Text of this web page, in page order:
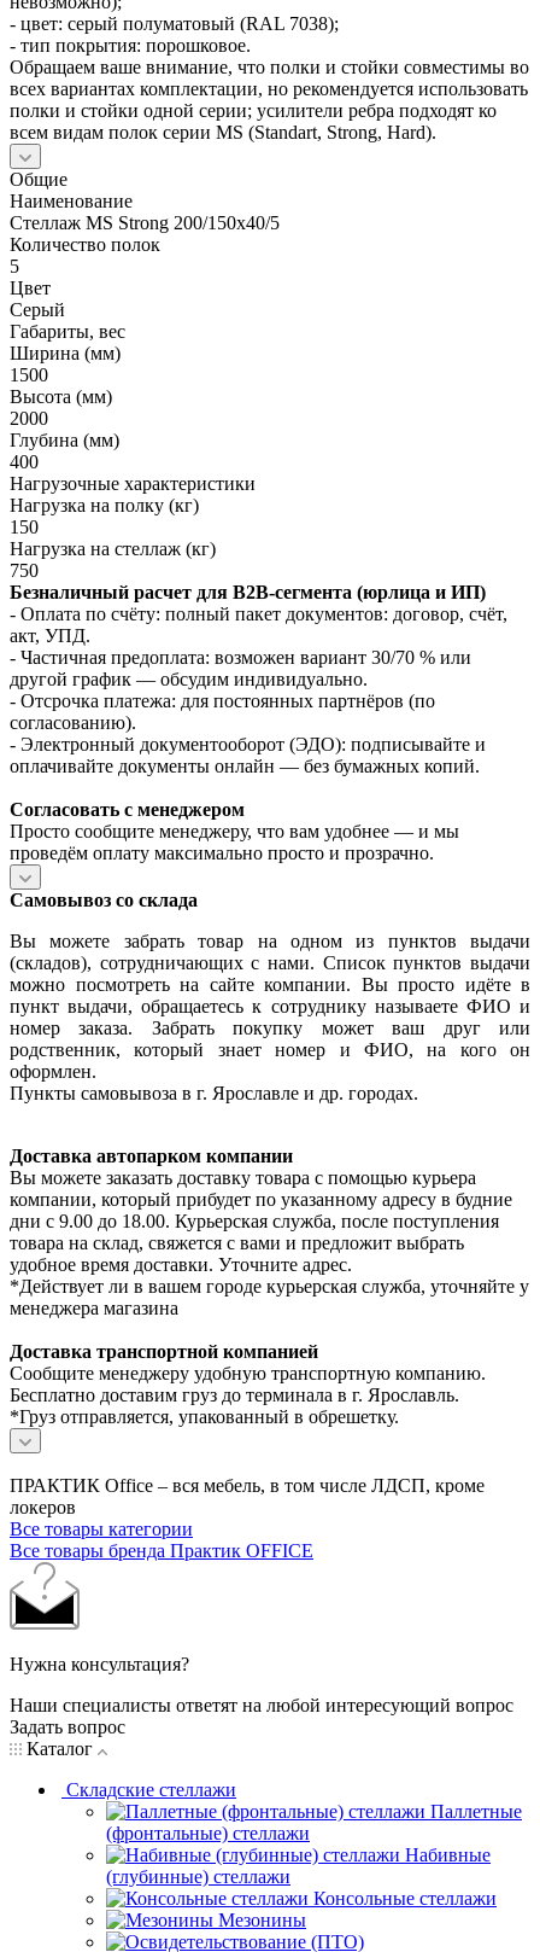
- цвет: серый полуматовый (RAL 7038);
- тип покрытия: порошковое.
Обращаем ваше внимание, что полки и стойки совместимы во
всех вариантах комплектации, но рекомендуется использовать
полки и стойки одной серии; усилители ребра подходят ко
всем видам полок серии MS (Standart, Strong, Hard).
Общие
Наименование
Стеллаж MS Strong 200/150х40/5
Количество полок
5
Цвет
Серый
Габариты, вес
Ширина (мм)
1500
Высота (мм)
2000
Глубина (мм)
400
Нагрузочные характеристики
Нагрузка на полку (кг)
150
Нагрузка на стеллаж (кг)
750
Безналичный расчет для B2B‑сегмента (юрлица и ИП)
- Оплата по счёту: полный пакет документов: договор, счёт,
акт, УПД.
- Частичная предоплата: возможен вариант 30/70 % или
другой график — обсудим индивидуально.
- Отсрочка платежа: для постоянных партнёров (по
согласованию).
- Электронный документооборот (ЭДО): подписывайте и
оплачивайте документы онлайн — без бумажных копий.
Согласовать с менеджером
Просто сообщите менеджеру, что вам удобнее — и мы
проведём оплату максимально просто и прозрачно.
Самовывоз со склада
Вы можете забрать товар на одном из пунктов выдачи
(складов), сотрудничающих с нами. Список пунктов выдачи
можно посмотреть на сайте компании. Вы просто идёте в
пункт выдачи, обращаетесь к сотруднику называете ФИО и
номер заказа. Забрать покупку может ваш друг или
родственник, который знает номер и ФИО, на кого он
оформлен.
Пункты самовывоза в г. Ярославле и др. городах.
Доставка автопарком компании
Вы можете заказать доставку товара с помощью курьера
компании, который прибудет по указанному адресу в будние
дни с 9.00 до 18.00. Курьерская служба, после поступления
товара на склад, свяжется с вами и предложит выбрать
удобное время доставки. Уточните адрес.
*Действует ли в вашем городе курьерская служба, уточняйте у
менеджера магазина
Доставка транспортной компанией
Сообщите менеджеру удобную транспортную компанию.
Бесплатно доставим груз до терминала в г. Ярославль.
*Груз отправляется, упакованный в обрешетку.
ПРАКТИК Office – вся мебель, в том числе ЛДСП, кроме
локеров
Все товары категории
Все товары бренда Практик OFFICE
Нужна консультация?
Наши специалисты ответят на любой интересующий вопрос
Задать вопрос
Каталог
Складские стеллажи
Паллетные
(фронтальные) стеллажи
Набивные
(глубинные) стеллажи
Консольные стеллажи
Мезонины